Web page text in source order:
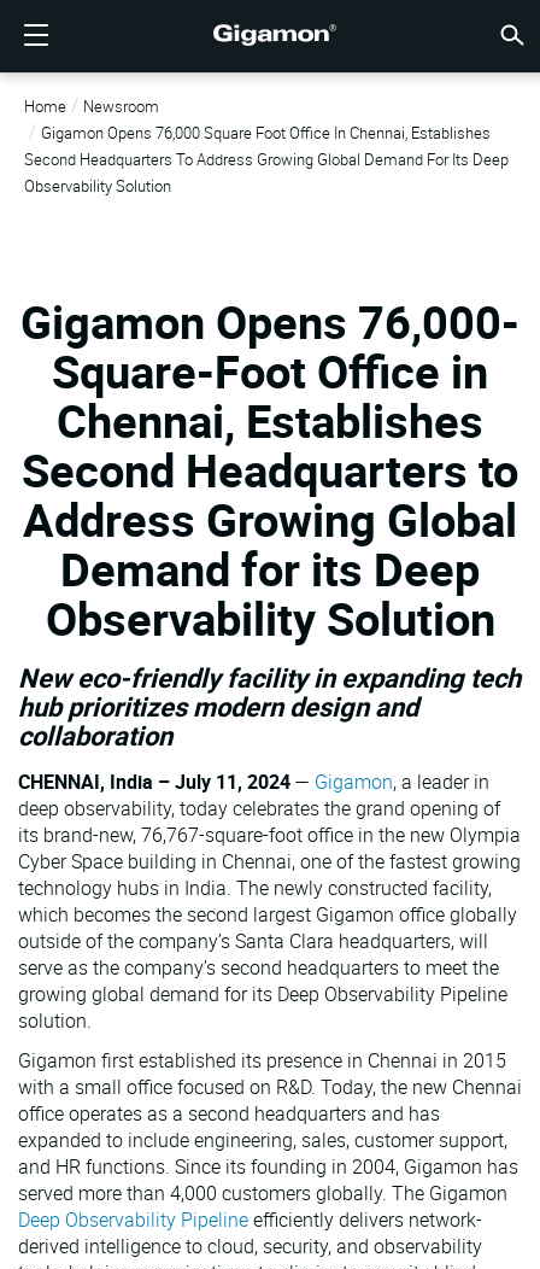
제품
기가몬 심층 분석 데이터 파이프라인 (GIGAMON DEEP
OBSERVABILITY PIPELINE)
클라
Google
Nutanix
오픈스택
Oracle
VMware
네트
데이터 센터 가시성
데이
트래픽
트래픽 인텔리전스
트래
솔루션
클라우드 가시성
클라
멀티 클
데이터 센터 가시성
데이
중단 없
네트
네트워
산업계
산업계
금융 서
서비스
파트너
파트너 찾기
파트
채널 파
파트너가 아니신가요?
파트
이미
지원
개요
개요
정책
지원받기
지원
교육 서
VÜE
토론 포
고객
고객
고객
리소스
리소스
리소스
학습 센
회사소개
GIGAMON을 선택해야 하는 이유
뉴스 자료
뉴스
블로그
회사
기업 소
LOGIN
VÜE COMMUNITY
PARTNER PORTAL
KR
ENGLISH
FRANÇAIS
日本語
한국어
简体中文
Home
Newsroom
Gigamon Opens 76,000 Square Foot Office In Chennai, Establishes
Second Headquarters To Address Growing Global Demand For Its Deep
Observability Solution
Gigamon Opens 76,000-
Square-Foot Office in
Chennai, Establishes
Second Headquarters to
Address Growing Global
Demand for its Deep
Observability Solution
New eco-friendly facility in expanding tech
hub prioritizes modern design and
collaboration
CHENNAI, India – July 11, 2024— Gigamon, a leader in
deep observability, today celebrates the grand opening of
its brand-new, 76,767-square-foot office in the new Olympia
Cyber Space building in Chennai, one of the fastest growing
technology hubs in India. The newly constructed facility,
which becomes the second largest Gigamon office globally
outside of the company’s Santa Clara headquarters, will
serve as the company’s second headquarters to meet the
growing global demand for its Deep Observability Pipeline
solution.
Gigamon first established its presence in Chennai in 2015
with a small office focused on R&D. Today, the new Chennai
office operates as a second headquarters and has
expanded to include engineering, sales, customer support,
and HR functions. Since its founding in 2004, Gigamon has
served more than 4,000 customers globally. The Gigamon
Deep Observability Pipelineefficiently delivers network-
derived intelligence to cloud, security, and observability